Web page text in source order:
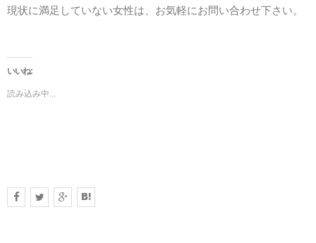
現状に満足していない女性は、お気軽にお問い合わせ下さい。
いいね:
読み込み中...